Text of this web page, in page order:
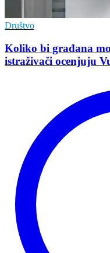
Društvo
Koliko bi građana
istraživači ocenjuju